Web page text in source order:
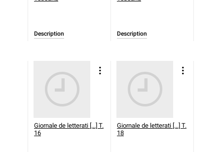
Description Description
Giornale de letterati [...] T.
16
Giornale de letterati [...] T.
18